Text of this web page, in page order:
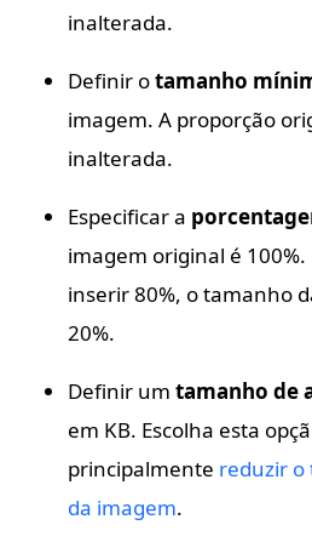
inalterada.
Definir otamanho
imagem. A proporção
inalterada.
Especificar a
imagem original é
inserir 80%, o tamanho
20%.
Definir um tamanho de
em KB. Escolha esta
principalmente reduzir
da imagem.